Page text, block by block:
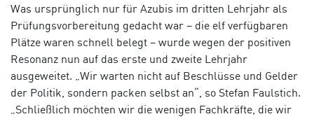
Was ursprünglich nur für Azubis im dritten Lehrjahr als
Prüfungsvorbereitung gedacht war – die elf verfügbaren
Plätze waren schnell belegt – wurde wegen der positiven
Resonanz nun auf das erste und zweite Lehrjahr
ausgeweitet. „Wir warten nicht auf Beschlüsse und Gelder
der Politik, sondern packen selbst an“, so Stefan Faulstich.
„Schließlich möchten wir die wenigen Fachkräfte, die wir